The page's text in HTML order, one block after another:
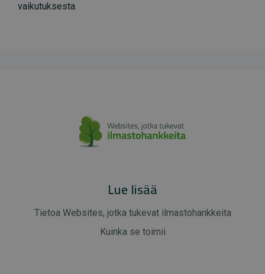
vaikutuksesta.
Lue lisää
Tietoa Websites, jotka tukevat ilmastohankkeita
Kuinka se toimii